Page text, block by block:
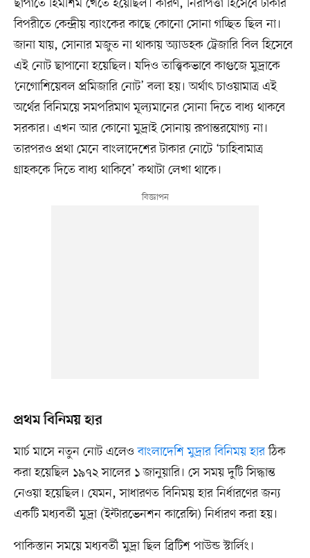
বিপরীতে কেন্দ্রীয় ব্যাংকের কাছে কোনো সোনা গচ্ছিত ছিল না।
জানা যায়, সোনার মজুত না থাকায় অ্যাডহক ট্রেজারি বিল হিসেবে
এই নোট ছাপানো হয়েছিল। যদিও তাত্ত্বিকভাবে কাগুজে মুদ্রাকে
‘নেগোশিয়েবল প্রমিজারি নোট’ বলা হয়। অর্থাৎ চাওয়ামাত্র এই
অর্থের বিনিময়ে সমপরিমাণ মূল্যমানের সোনা দিতে বাধ্য থাকবে
সরকার। এখন আর কোনো মুদ্রাই সোনায় রূপান্তরযোগ্য না।
তারপরও প্রথা মেনে বাংলাদেশের টাকার নোটে ‘চাহিবামাত্র
গ্রাহককে দিতে বাধ্য থাকিবে’ কথাটা লেখা থাকে।
প্রথম বিনিময় হার
মার্চ মাসে নতুন নোট এলেওবাংলাদেশি মুদ্রার বিনিময় হারঠিক
করা হয়েছিল ১৯৭২ সালের ১ জানুয়ারি। সে সময় দুটি সিদ্ধান্ত
নেওয়া হয়েছিল। যেমন, সাধারণত বিনিময় হার নির্ধারণের জন্য
একটি মধ্যবর্তী মুদ্রা (ইন্টারভেনশন কারেন্সি) নির্ধারণ করা হয়।
পাকিস্তান সময়ে মধ্যবর্তী মুদ্রা ছিল ব্রিটিশ পাউন্ড স্টার্লিং।